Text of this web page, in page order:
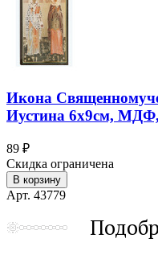
Икона
Иустина 6х9см,
89 ₽
Скидка ограничена
В корзину
Арт. 43779